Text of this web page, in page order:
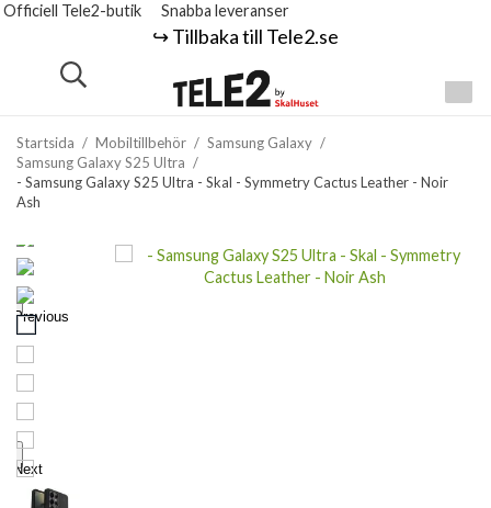
Officiell Tele2-butik Snabba leveranser
↪️ Tillbaka till Tele2.se
Startsida / Mobiltillbehör / Samsung Galaxy /
Samsung Galaxy S25 Ultra /
- Samsung Galaxy S25 Ultra - Skal - Symmetry Cactus Leather - Noir
Ash
Previous
Next